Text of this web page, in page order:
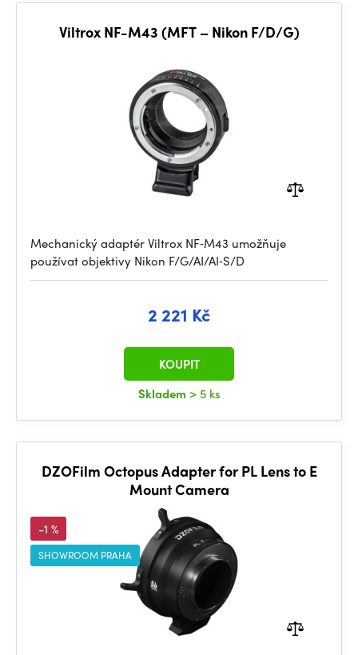
Viltrox NF-M43 (MFT – Nikon F/D/G)
Mechanický adaptér Viltrox NF‑M43 umožňuje
používat objektivy Nikon F/G/AI/AI‑S/D
2 221 Kč
Skladem > 5 ks
KOUPIT
DZOFilm Octopus Adapter for PL Lens to E
Mount Camera
-1 %
SHOWROOM PRAHA